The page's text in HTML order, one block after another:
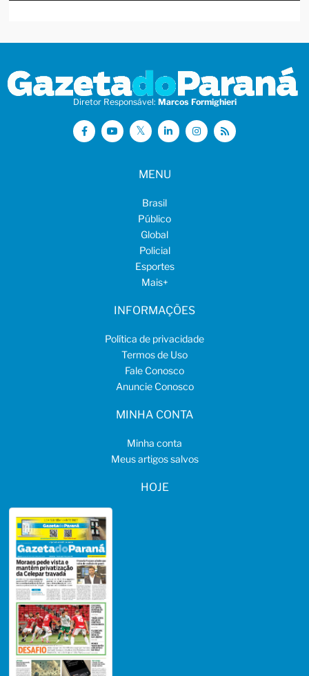
Diretor Responsável: Marcos Formighieri
MENU
Brasil
Público
Global
Policial
Esportes
Mais+
INFORMAÇÕES
Política de privacidade
Termos de Uso
Fale Conosco
Anuncie Conosco
MINHA CONTA
Minha conta
Meus artigos salvos
HOJE